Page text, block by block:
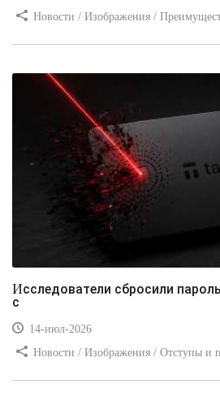
Новости / Изображения /
Исследователи сбросили пароль кошелька Tangem
с
14-июл-2026
Новости / Изображения / Отступы и